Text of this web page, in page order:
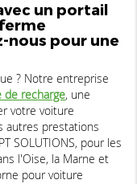
un portail
pour une
? Notre entreprise
de recharge, une
votre voiture
autres prestations
SOLUTIONS, pour les
l'Oise, la Marne et
pour voiture